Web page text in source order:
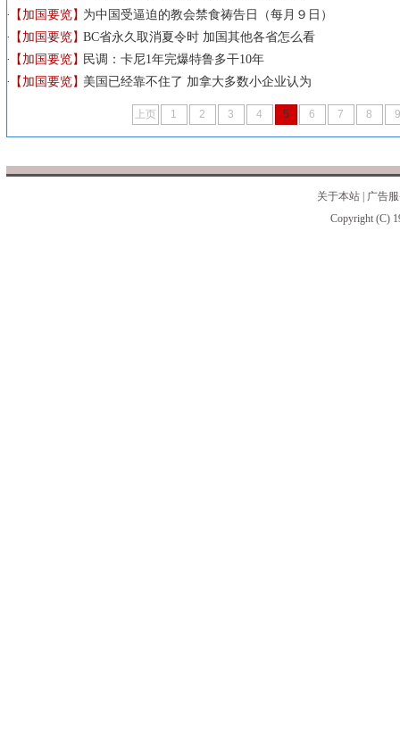
【加国要览】为中国受逼迫的教会禁食祷告日（每月９日）
【加国要览】BC省永久取消夏令时 加国其他各省怎么看
【加国要览】 民调：卡尼1年完爆特鲁多干10年
【加国要览】美国已经靠不住了 加拿大多数小企业认为
上页 1 2 3 4 5 6 7 8 9
关于本站
广告
Copyright (C)